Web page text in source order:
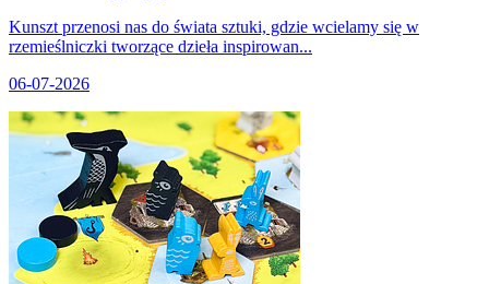
Kunszt przenosi nas do świata sztuki, gdzie wcielamy się w
rzemieślniczki tworzące dzieła inspirowan...
06-07-2026